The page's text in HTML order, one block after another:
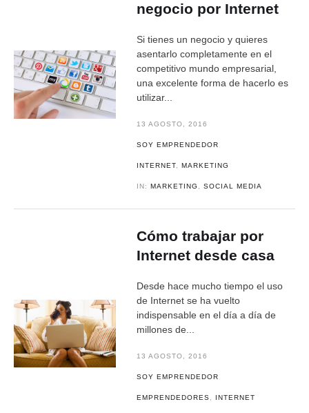
negocio por Internet
Si tienes un negocio y quieres
asentarlo completamente en el
competitivo mundo empresarial,
una excelente forma de hacerlo es
utilizar...
13 AGOSTO, 2016
SOY EMPRENDEDOR
INTERNET ,MARKETING
IN:MARKETING ,SOCIAL MEDIA
Cómo trabajar por
Internet desde casa
Desde hace mucho tiempo el uso
de Internet se ha vuelto
indispensable en el día a día de
millones de...
13 AGOSTO, 2016
SOY EMPRENDEDOR
EMPRENDEDORES INTERNET